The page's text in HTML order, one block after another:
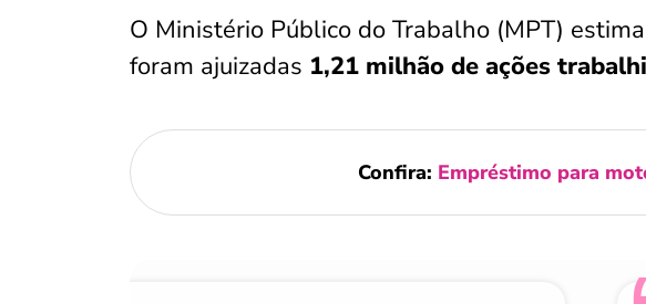
O Ministério Público do Trabalho (MPT)
foram ajuizadas 1,21 milhão de ações
Confira: Empréstimo para